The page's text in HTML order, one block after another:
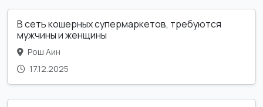
В сеть кошерных супермаркетов, требуются
мужчины и женщины
Рош Аин
17.12.2025